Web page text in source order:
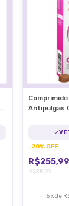
Antipulgas
-20% OFF
R$255,99
R$319,99
5xde